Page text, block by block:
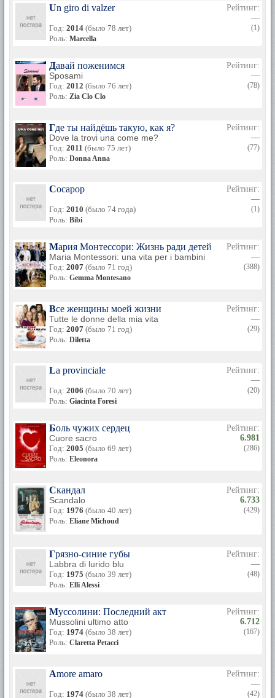
Un giro di valzer
Год: 2014 (было 78 лет)
Роль: Marcella
Рейтинг:
—
(1)
Давай поженимся
Sposami
Год: 2012 (было 76 лет)
Роль: Zia Clo Clo
Рейтинг:
—
(78)
Где ты найдёшь такую, как я?
Dove la trovi una come me?
Год: 2011 (было 75 лет)
Роль: Donna Anna
Рейтинг:
—
(77)
Cocapop
Год: 2010 (было 74 года)
Роль: Bibi
Рейтинг:
—
(1)
Мария Монтессори: Жизнь ради детей
Maria Montessori: una vita per i bambini
Год: 2007 (было 71 год)
Роль: Gemma Montesano
Рейтинг:
—
(388)
Все женщины моей жизни
Tutte le donne della mia vita
Год: 2007 (было 71 год)
Роль: Diletta
Рейтинг:
—
(29)
La provinciale
Год: 2006 (было 70 лет)
Роль: Giacinta Foresi
Рейтинг:
—
(20)
Боль чужих сердец
Cuore sacro
Год: 2005 (было 69 лет)
Роль: Eleonora
Рейтинг:
6.981
(286)
Скандал
Scandalo
Год: 1976 (было 40 лет)
Роль: Eliane Michoud
Рейтинг:
6.733
(429)
Грязно-синие губы
Labbra di lurido blu
Год: 1975 (было 39 лет)
Роль: Elli Alessi
Рейтинг:
—
(48)
Муссолини: Последний акт
Mussolini ultimo atto
Год: 1974 (было 38 лет)
Роль: Claretta Petacci
Рейтинг:
6.712
(167)
Amore amaro
Год: 1974 (было 38 лет)
Рейтинг:
—
(42)